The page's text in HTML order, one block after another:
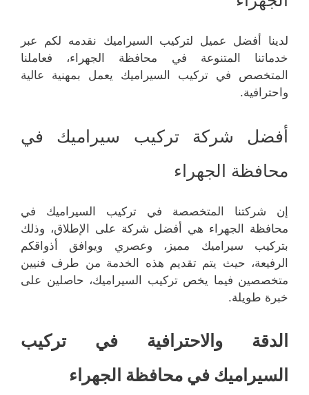
لدينا أفضل عميل لتركيب السيراميك نقدمه لكم عبر
خدماتنا المتنوعة في محافظة الجهراء، فعاملنا
المتخصص في تركيب السيراميك يعمل بمهنية عالية
واحترافية.
أفضل شركة تركيب سيراميك في
محافظة الجهراء
إن شركتنا المتخصصة في تركيب السيراميك في
محافظة الجهراء هي أفضل شركة على الإطلاق، وذلك
بتركيب سيراميك مميز، وعصري ويوافق أذواقكم
الرفيعة، حيث يتم تقديم هذه الخدمة من طرف فنيين
متخصصين فيما يخص تركيب السيراميك، حاصلين على
خبرة طويلة.
الدقة والاحترافية في تركيب
السيراميك في محافظة الجهراء